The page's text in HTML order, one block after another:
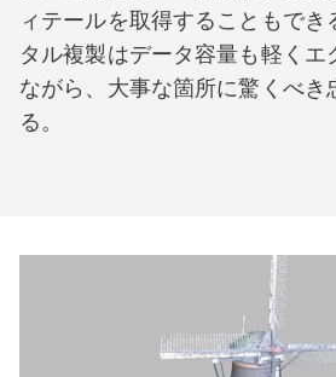
ィテールを取得することもでき
タル複製はデータ容量も軽くエ
ながら、大事な箇所に驚くべき
る。